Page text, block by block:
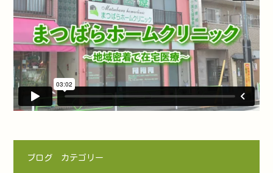
ブログ カテゴリー